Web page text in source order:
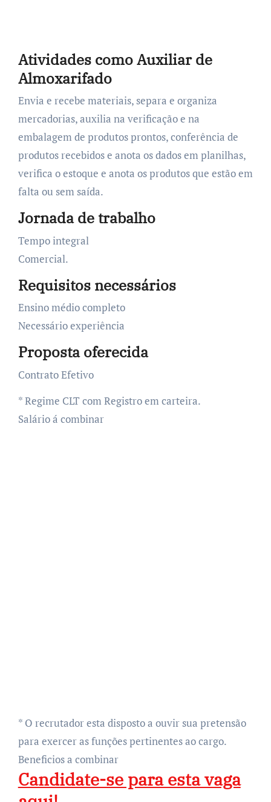
Atividades como Auxiliar de
Almoxarifado
Envia e recebe materiais, separa e organiza
mercadorias, auxilia na verificação e na
embalagem de produtos prontos, conferência de
produtos recebidos e anota os dados em planilhas,
verifica o estoque e anota os produtos que estão em
falta ou sem saída.
Jornada de trabalho
Tempo integral
Comercial.
Requisitos necessários
Ensino médio completo
Necessário experiência
Proposta oferecida
Contrato Efetivo
* Regime CLT com Registro em carteira.
Salário á combinar
* O recrutador esta disposto a ouvir sua pretensão
para exercer as funções pertinentes ao cargo.
Beneficios a combinar
Candidate-se para esta vaga